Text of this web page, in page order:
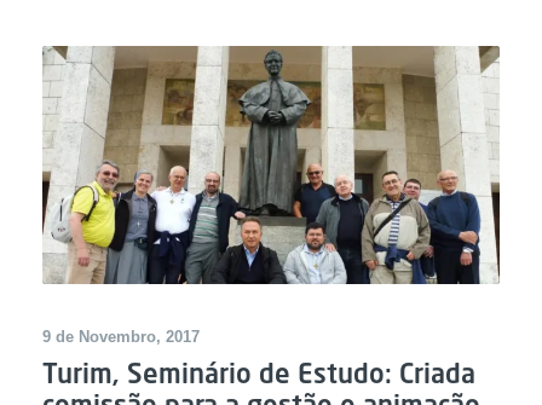
9 de Novembro, 2017
Turim, Seminário de Estudo: Criada